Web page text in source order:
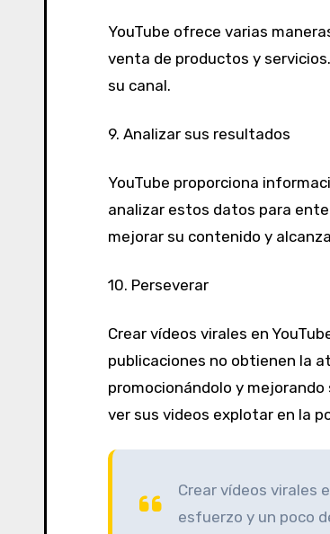
YouTube ofrece varias
venta de productos y
su canal.
9. Analizar sus resultados
YouTube proporciona
analizar estos datos para
mejorar su contenido y
10. Perseverar
Crear vídeos virales en
publicaciones no obtienen la
promocionándolo y
ver sus videos explotar en la
Crear vídeos virales
esfuerzo y un poco